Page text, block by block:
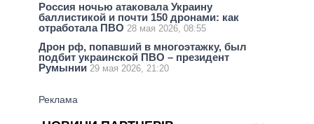
Россия ночью атаковала Украину
баллистикой и почти 150 дронами: как
отработала ПВО 28 мая 2026, 08:55
Дрон рф, попавший в многоэтажку, был
подбит украинской ПВО – президент
Румынии 29 мая 2026, 21:20